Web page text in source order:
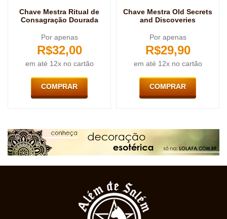
Chave Mestra Ritual de
Consagração Dourada
Por apenas
R$32,00
em até 12x no cartão
COMPRAR
Chave Mestra Old Secrets
and Discoveries
Por apenas
R$29,90
em até 12x no cartão
COMPRAR